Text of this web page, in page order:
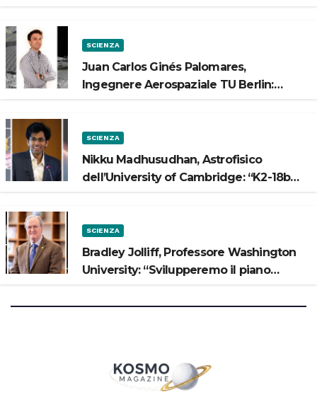
SCIENZA
Juan Carlos Ginés Palomares,
Ingegnere Aerospaziale TU Berlin:
SCIENZA
Nikku Madhusudhan, Astrofisico
dell’University of Cambridge: “K2-18b
SCIENZA
Bradley Jolliff, Professore Washington
University: “Svilupperemo il piano